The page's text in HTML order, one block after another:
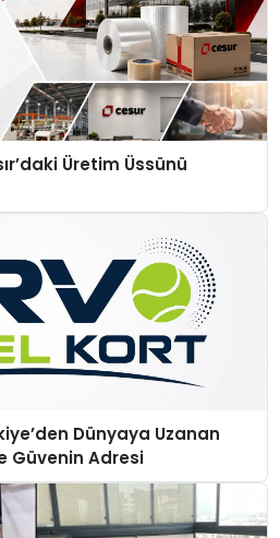
Üretim Üssünü
Dünyaya Uzanan
Güvenin Adresi